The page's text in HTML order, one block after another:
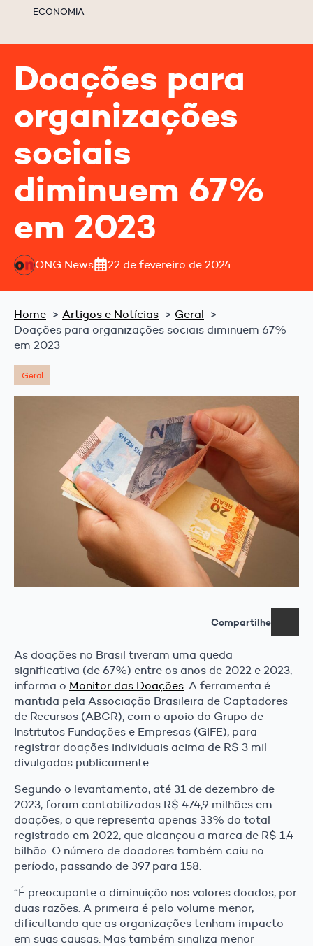
ECONOMIA
Doações para
organizações
sociais
diminuem 67%
em 2023
ONG News 22 de fevereiro de 2024
Home Artigos e Notícias
Geral
Doações para organizações sociais diminuem 67%
em 2023
Geral
Compartilhe
As doações no Brasil tiveram uma queda
significativa (de 67%) entre os anos de 2022 e 2023,
informa o Monitor das Doações. A ferramenta é
mantida pela Associação Brasileira de Captadores
de Recursos (ABCR), com o apoio do Grupo de
Institutos Fundações e Empresas (GIFE), para
registrar doações individuais acima de R$ 3 mil
divulgadas publicamente.
Segundo o levantamento, até 31 de dezembro de
2023, foram contabilizados R$ 474,9 milhões em
doações, o que representa apenas 33% do total
registrado em 2022, que alcançou a marca de R$ 1,4
bilhão. O número de doadores também caiu no
período, passando de 397 para 158.
“É preocupante a diminuição nos valores doados, por
duas razões. A primeira é pelo volume menor,
dificultando que as organizações tenham impacto
em suas causas. Mas também sinaliza menor